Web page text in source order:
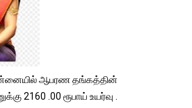
ஆபரண தங்கத்தின்
2160 .00 ரூபாய் உயர்வு .